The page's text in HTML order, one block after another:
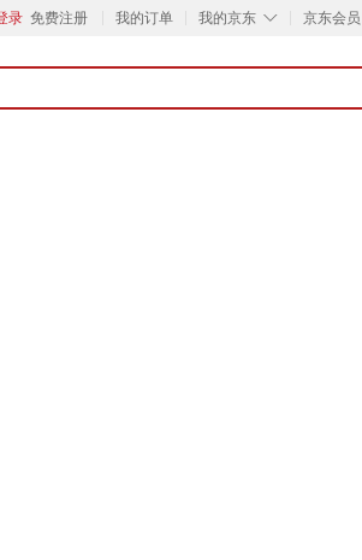
录 免费注册 我的订单 ◇
我的京东 京东会员